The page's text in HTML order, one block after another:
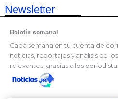
Newsletter
Boletín semanal
Cada semana en tu cuenta de
noticias, reportajes y análisis de
relevantes, gracias a los